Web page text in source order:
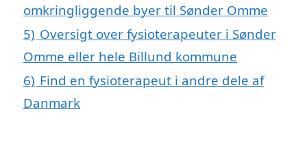
omkringliggende byer til Sønder Omme
5) Oversigt over fysioterapeuter i Sønder
Omme eller hele Billund kommune
6) Find en fysioterapeut i andre dele af
Danmark